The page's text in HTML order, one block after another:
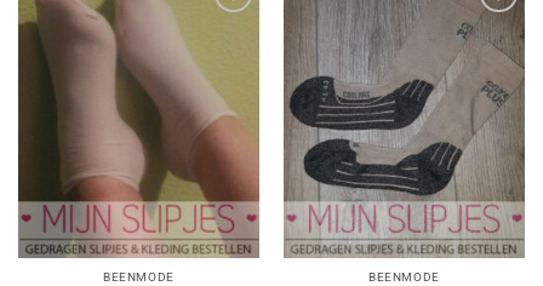
verlanglijst
toevoegen
BEENMODE
Aan
verlanglijst
toevoegen
BEENMODE